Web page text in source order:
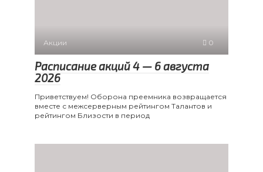
Акции 0
Расписание акций 4 — 6 августа
2026
Приветствуем! Оборона преемника возвращается
вместе с межсерверным рейтингом Талантов и
рейтингом Близости в период